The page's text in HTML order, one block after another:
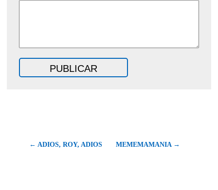
← ADIOS, ROY, ADIOS MEMEMAMANIA →